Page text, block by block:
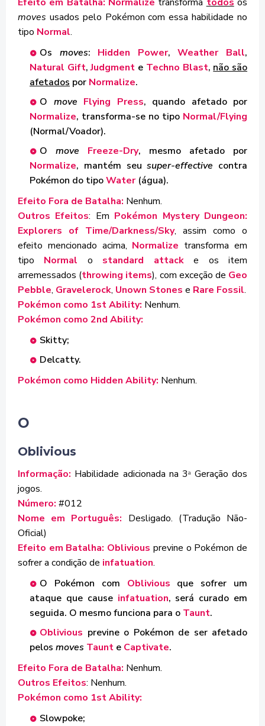
moves usados pelo Pokémon com essa habilidade no
tipo Normal.
Os moves: Hidden Power,Weather Ball,
Natural Gift,Judgment e Techno Blast, não são
afetados por Normalize.
O move Flying Press, quando afetado por
Normalize, transforma-se no tipo Normal/Flying
(Normal/Voador).
O move Freeze-Dry, mesmo afetado por
Normalize, mantém seusuper-effective contra
Pokémon do tipoWater(água).
Efeito Fora de Batalha: Nenhum.
Outros Efeitos: Em Pokémon Mystery Dungeon:
Explorers of Time/Darkness/Sky, assim como o
efeito mencionado acima, Normalize transforma em
tipo Normal o standard attacke os item
arremessados (throwing items), com exceção de Geo
Pebble, Gravelerock, Unown Stones e Rare Fossil.
Pokémon como 1st Ability: Nenhum.
Pokémon como 2nd Ability:
Skitty;
Delcatty.
Pokémon como Hidden Ability: Nenhum.
O
Oblivious
Informação: Habilidade adicionada na 3ªGeração dos
jogos.
Número: #012
Nome em Português: Desligado. (Tradução Não-
Oficial)
Efeito em Batalha: Oblivious previne o Pokémon de
sofrer a condição de infatuation.
O Pokémon com Oblivious que sofrer um
ataque que cause infatuation, será curado em
seguida. O mesmo funciona para o Taunt.
Oblivious previne o Pokémon de ser afetado
pelos moves Taunt e Captivate.
Efeito Fora de Batalha: Nenhum.
Outros Efeitos: Nenhum.
Pokémon como 1st Ability:
Slowpoke;